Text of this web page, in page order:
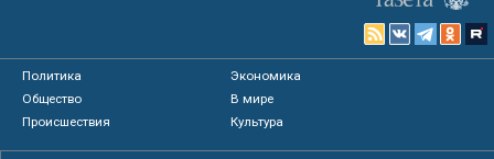
Политика
Экономика
Общество
В мире
Происшествия
Культура